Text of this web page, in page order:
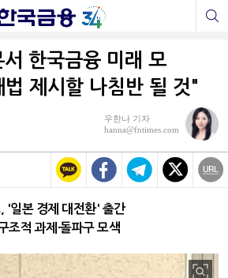
한국금융 미래 모
제시할 나침반 될 것"
우한나 기자
hanna@fntimes.com
'일본 경제 대전환' 출간
조적 과제·돌파구 모색